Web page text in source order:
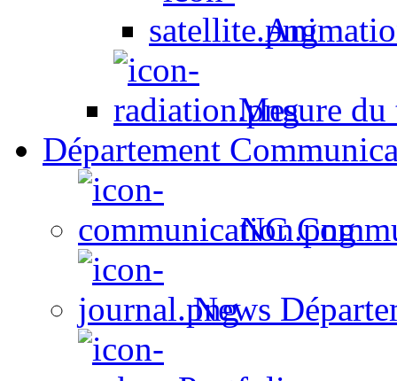
Mesure du
Département
NC
News